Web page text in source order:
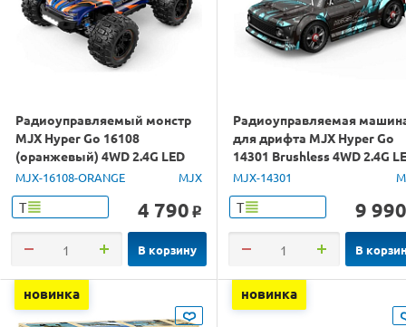
Радиоуправляемый монстр
MJX Hyper Go 16108
(оранжевый) 4WD 2.4G LED
1/16 RTR
MJX-16108-ORANGE MJX
Т 4 790 o
В корзину
Радиоуправляемая
для дрифта MJX Hyper Go
14301 Brushless 4WD 2.4G
1/14 RTR
MJX-14301
Т 9 990
В
новинка новинка